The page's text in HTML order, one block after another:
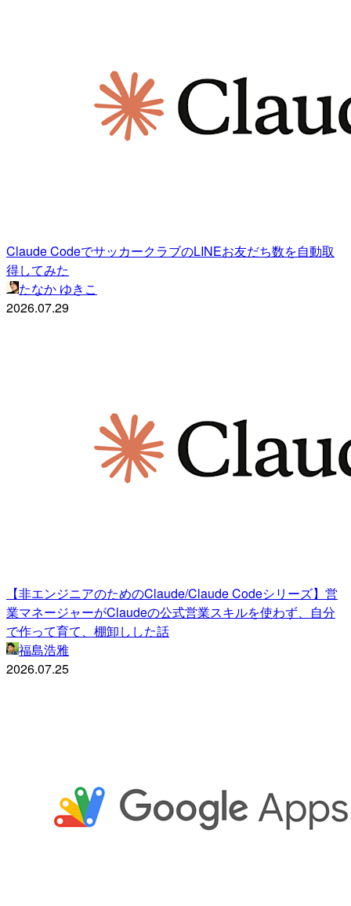
Claude CodeでサッカークラブのLINEお友だち数を自動取
得してみた
たなか ゆきこ
2026.07.29
【非エンジニアのためのClaude/Claude Codeシリーズ】営
業マネージャーがClaudeの公式営業スキルを使わず、自分
で作って育て、棚卸しした話
福島浩雅
2026.07.25